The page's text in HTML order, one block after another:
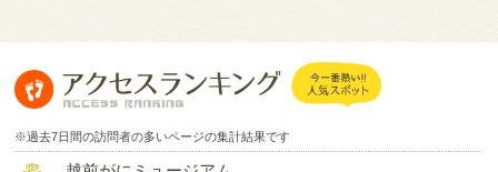
※過去7日間の訪問者の多いページの集計結果です